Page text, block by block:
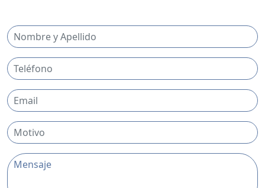
Laboratorio Beitia
Domicilio: Tres Arroyos 636 - Gral Roca - Río Negro
Teléfono: 2984-247935
Mail: labobeitia@gmail.com
Dra. Graciela Beitia
La Plata
IARA
Domicilio: Calle 44 Nº 1008 - Entre 15 y 16 - La Plata -
Buenos Aires
Teléfonos: 0221-483-6147